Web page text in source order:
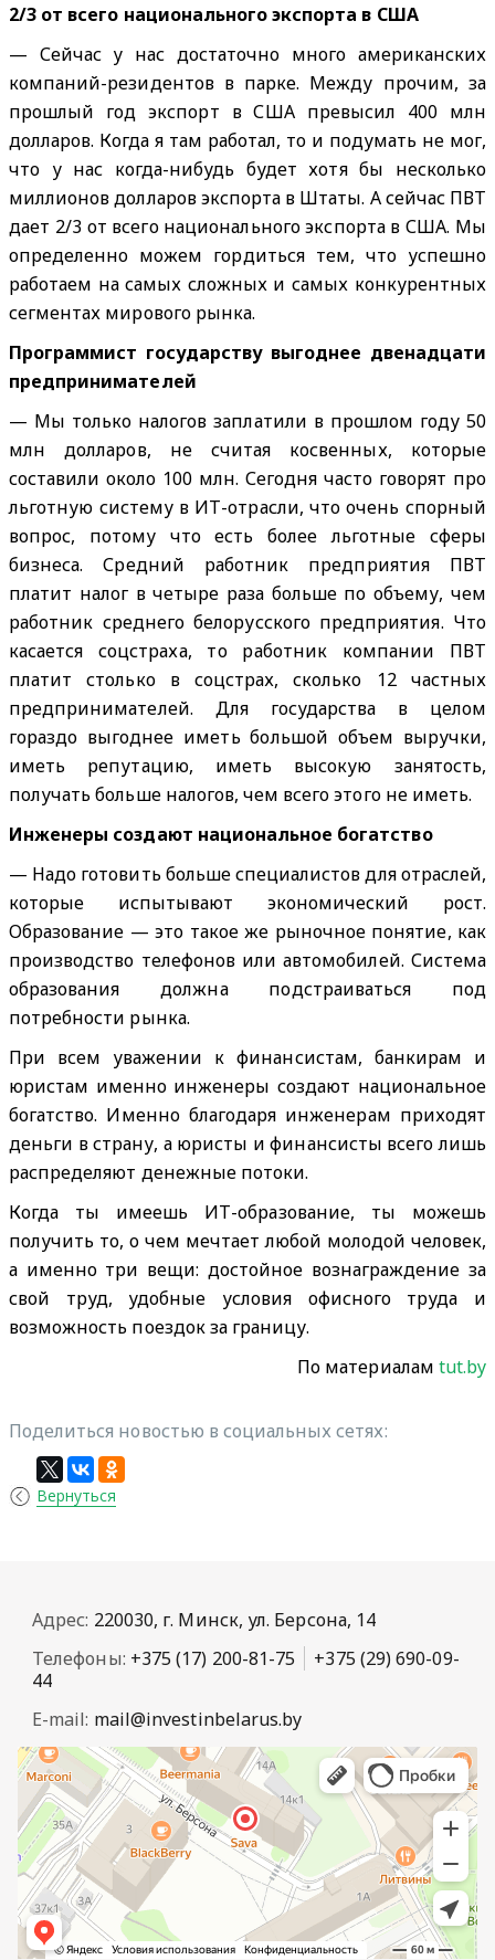
2/3 от всего национального экспорта в США
— Сейчас у нас достаточно много американских
компаний-резидентов в парке. Между прочим, за
прошлый год экспорт в США превысил 400 млн
долларов. Когда я там работал, то и подумать не мог,
что у нас когда-нибудь будет хотя бы несколько
миллионов долларов экспорта в Штаты. А сейчас ПВТ
дает 2/3 от всего национального экспорта в США. Мы
определенно можем гордиться тем, что успешно
работаем на самых сложных и самых конкурентных
сегментах мирового рынка.
Программист государству выгоднее двенадцати
предпринимателей
— Мы только налогов заплатили в прошлом году 50
млн долларов, не считая косвенных, которые
составили около 100 млн. Сегодня часто говорят про
льготную систему в ИТ-отрасли, что очень спорный
вопрос, потому что есть более льготные сферы
бизнеса. Средний работник предприятия ПВТ
платит налог в четыре раза больше по объему, чем
работник среднего белорусского предприятия. Что
касается соцстраха, то работник компании ПВТ
платит столько в соцстрах, сколько 12 частных
предпринимателей. Для государства в целом
гораздо выгоднее иметь большой объем выручки,
иметь репутацию, иметь высокую занятость,
получать больше налогов, чем всего этого не иметь.
Инженеры создают национальное богатство
— Надо готовить больше специалистов для отраслей,
которые испытывают экономический рост.
Образование — это такое же рыночное понятие, как
производство телефонов или автомобилей. Система
образования должна подстраиваться под
потребности рынка.
При всем уважении к финансистам, банкирам и
юристам именно инженеры создают национальное
богатство. Именно благодаря инженерам приходят
деньги в страну, а юристы и финансисты всего лишь
распределяют денежные потоки.
Когда ты имеешь ИТ-образование, ты можешь
получить то, о чем мечтает любой молодой человек,
а именно три вещи: достойное вознаграждение за
свой труд, удобные условия офисного труда и
возможность поездок за границу.
По материалам tut.by
Поделиться новостью в социальных сетях:
Вернуться
Адрес: 220030, г. Минск, ул. Берсона, 14
Телефоны: +375 (17) 200-81-75
+375 (29) 690-09-
44
E-mail: mail@investinbelarus.by